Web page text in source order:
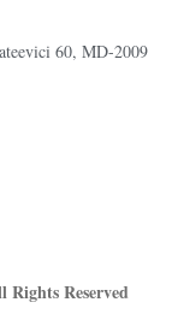
60, MD-2009
Reserved